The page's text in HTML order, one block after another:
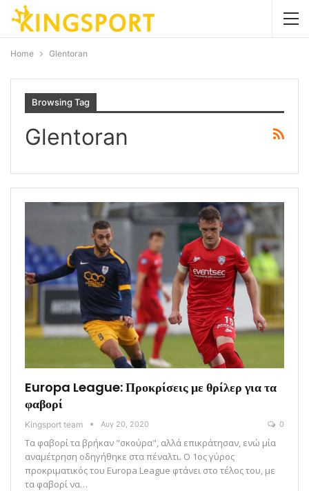
Home Glentoran
Browsing Tag
Glentoran
Europa League: Προκρίσεις με θρίλερ για τα
φαβορί
Kingsport team Αυγ 20, 2020 0
Τα φαβορί τα βρήκαν "σκούρα", αλλά επικράτησαν, ενώ μία
αναμέτρηση οδηγήθηκε στα πέναλτι. Ο 1ος γύρος
προκριματικός του Europa League φτάνει στο τέλος του, με
τα φαβορί να…